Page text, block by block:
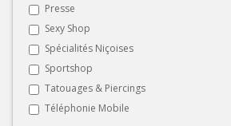
Presse
Sexy Shop
Spécialités Niçoises
Sportshop
Tatouages & Piercings
Téléphonie Mobile